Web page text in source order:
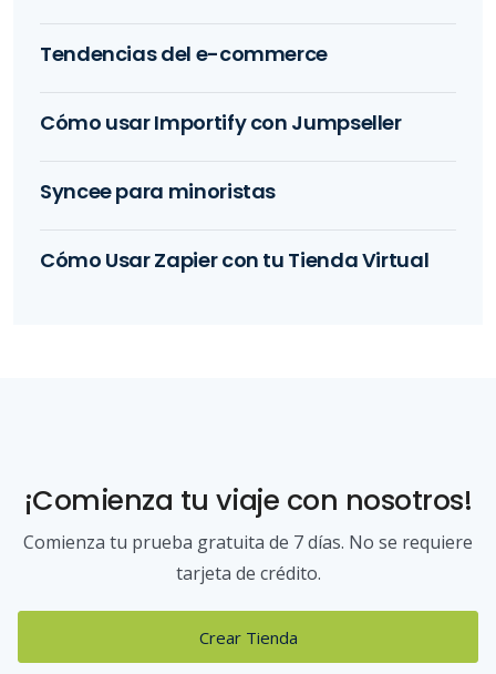
Tendencias del e-commerce
Cómo usar Importify con Jumpseller
Syncee para minoristas
Cómo Usar Zapier con tu Tienda Virtual
¡Comienza tu viaje con nosotros!
Comienza tu prueba gratuita de 7 días. No se requiere
tarjeta de crédito.
Crear Tienda